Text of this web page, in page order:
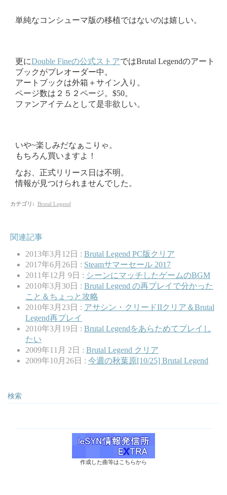
単純なコンシューマ版の移植ではないのは嬉しい。
更にDouble Fineの公式ストアではBrutal Legendのアート
ブックがプレオーダー中。
アートブックは外箱＋サイン入り。
ページ数は２５２ページ。$50。
ファンアイテムとして是非欲しい。
いや~楽しみだなぁこりゃ。
もちろん買いますよ！
なお、正式リリース日は不明。
情報が見つけられませんでした。
カテゴリ : Brutal Legend
関連記事
2013年3月12日 : Brutal Legend PC版クリア
2017年6月26日 : Steamサマーセール 2017
2011年12月 9日 : シーンにマッチしたゲームのBGM
2010年3月30日 : Brutal Legend の再プレイで分かった
こと＆ちょっと攻略
2010年3月23日 : アサシン・クリードIIクリア＆Brutal
Legend再プレイ
2010年3月19日 : Brutal Legendをあらためてプレイし
たい
2009年11月 2日 : Brutal Legend クリア
2009年10月26日 : 今週の秋葉原[10/25] Brutal Legend
検索
作成した曲等はこちらから